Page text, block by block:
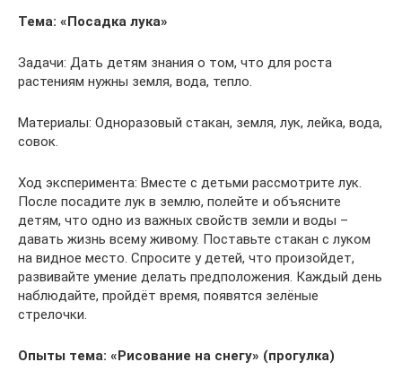
Тема: «Посадка лука»
Задачи: Дать детям знания о том, что для роста
растениям нужны земля, вода, тепло.
Материалы: Одноразовый стакан, земля, лук, лейка, вода,
совок.
Ход эксперимента: Вместе с детьми рассмотрите лук.
После посадите лук в землю, полейте и объясните
детям, что одно из важных свойств земли и воды –
давать жизнь всему живому. Поставьте стакан с луком
на видное место. Спросите у детей, что произойдет,
развивайте умение делать предположения. Каждый день
наблюдайте, пройдёт время, появятся зелёные
стрелочки.
Опыты тема: «Рисование на снегу» (прогулка)